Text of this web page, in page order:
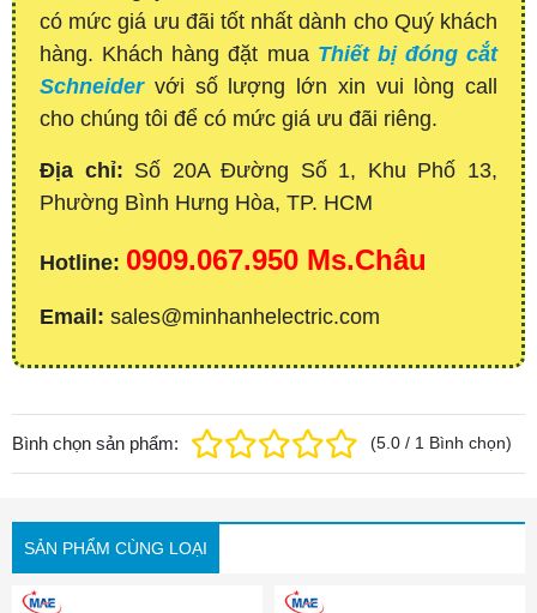
có mức giá ưu đãi tốt nhất dành cho Quý khách
hàng. Khách hàng đặt mua Thiết bị đóng cắt
Schneider với số lượng lớn xin vui lòng call
cho chúng tôi để có mức giá ưu đãi riêng.
Địa chỉ: Số 20A Đường Số 1, Khu Phố 13,
Phường Bình Hưng Hòa, TP. HCM
Hotline: 0909.067.950 Ms.Châu
Email: sales@minhanhelectric.com
Bình chọn sản phẩm: (5.0 / 1 Bình chọn)
SẢN PHẨM CÙNG LOẠI